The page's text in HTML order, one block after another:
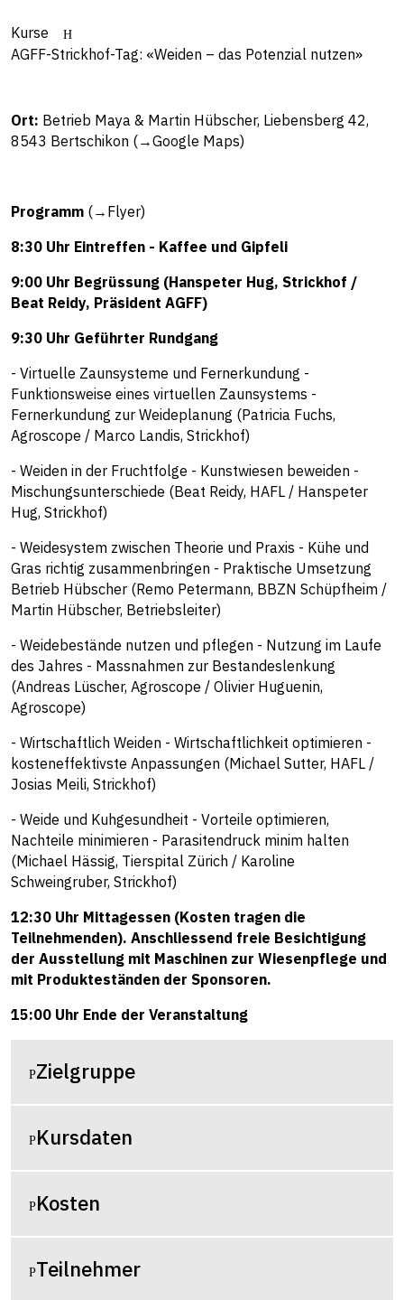
Kurse
AGFF-Strickhof-Tag: «Weiden – das Potenzial nutzen»
Ort: Betrieb Maya & Martin Hübscher, Liebensberg 42,
8543 Bertschikon (→Google Maps)
Programm (→ Flyer)
8:30 Uhr Eintreffen - Kaffee und Gipfeli
9:00 Uhr Begrüssung (Hanspeter Hug, Strickhof /
Beat Reidy, Präsident AGFF)
9:30 Uhr Geführter Rundgang
- Virtuelle Zaunsysteme und Fernerkundung -
Funktionsweise eines virtuellen Zaunsystems -
Fernerkundung zur Weideplanung (Patricia Fuchs,
Agroscope / Marco Landis, Strickhof)
- Weiden in der Fruchtfolge - Kunstwiesen beweiden -
Mischungsunterschiede (Beat Reidy, HAFL / Hanspeter
Hug, Strickhof)
- Weidesystem zwischen Theorie und Praxis - Kühe und
Gras richtig zusammenbringen - Praktische Umsetzung
Betrieb Hübscher (Remo Petermann, BBZN Schüpfheim /
Martin Hübscher, Betriebsleiter)
- Weidebestände nutzen und pflegen - Nutzung im Laufe
des Jahres - Massnahmen zur Bestandeslenkung
(Andreas Lüscher, Agroscope / Olivier Huguenin,
Agroscope)
- Wirtschaftlich Weiden - Wirtschaftlichkeit optimieren -
kosteneffektivste Anpassungen (Michael Sutter, HAFL /
Josias Meili, Strickhof)
- Weide und Kuhgesundheit - Vorteile optimieren,
Nachteile minimieren - Parasitendruck minim halten
(Michael Hässig, Tierspital Zürich / Karoline
Schweingruber, Strickhof)
12:30 Uhr Mittagessen (Kosten tragen die
Teilnehmenden). Anschliessend freie Besichtigung
der Ausstellung mit Maschinen zur Wiesenpflege und
mit Produkteständen der Sponsoren.
15:00 Uhr Ende der Veranstaltung
Zielgruppe
Kursdaten
Kosten
Teilnehmer